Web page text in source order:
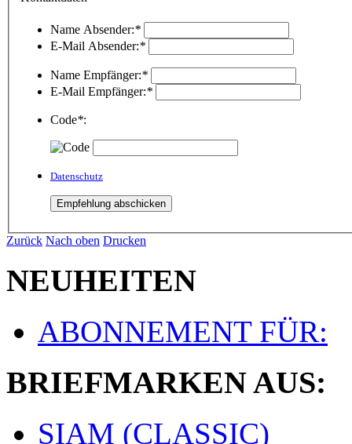
Name Absender:*
E-Mail Absender:*
Name Empfänger:*
E-Mail Empfänger:*
Code*:
Datenschutz
Zurück Nach oben Drucken
NEUHEITEN
ABONNEMENT FÜR:
BRIEFMARKEN AUS:
SIAM (CLASSIC)